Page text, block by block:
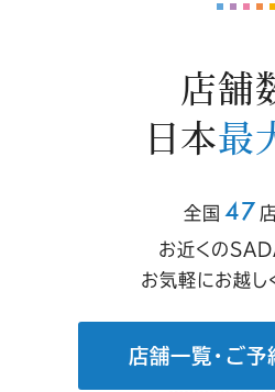
店舗
日本最
全国 47
お近くの
お気軽にお越し
店舗一覧・ご予